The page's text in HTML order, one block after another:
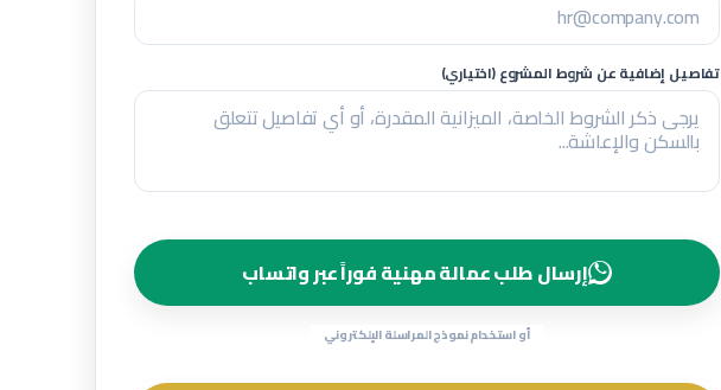
تفاصيل إضافية عن شروط المشروع (اختياري)
إرسال طلب عمالة مهنية فوراً عبر واتساب
أو استخدام نموذج المراسلة الإلكتروني